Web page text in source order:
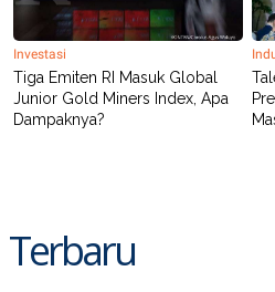
Investasi
Tiga Emiten RI Masuk Global
Junior Gold Miners Index, Apa
Dampaknya?
Terbaru